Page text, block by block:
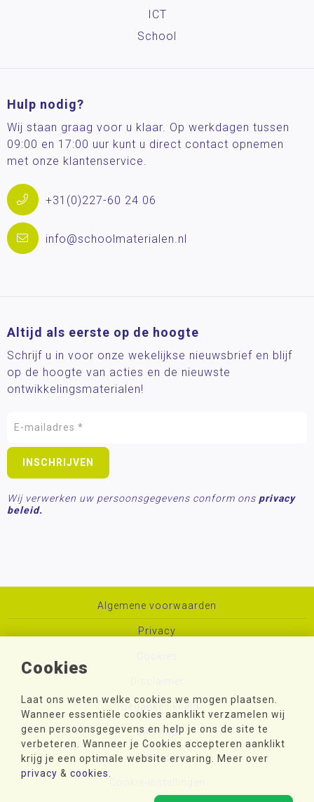
Cookies
Laat ons weten welke cookies we mogen plaatsen.
Wanneer essentiële cookies aanklikt verzamelen wij
geen persoonsgegevens en help je ons de site te
verbeteren. Wanneer je Cookies accepteren aanklikt
krijg je een optimale website ervaring. Meer over
privacy & cookies
ICT
School
Hulp nodig?
Wij staan graag voor u klaar. Op werkdagen tussen
09:00 en 17:00 uur kunt u direct contact opnemen
met onze klantenservice.
+31(0)227-60 24 06
info@schoolmaterialen.nl
Altijd als eerste op de hoogte
Schrijf u in voor onze wekelijkse nieuwsbrief en blijf
op de hoogte van acties en de nieuwste
ontwikkelingsmaterialen!
Wij verwerken uw persoonsgegevens conform ons privacy
beleid.
Algemene voorwaarden
Privacy
Toegankelijkheid
Sitemap
Colofon